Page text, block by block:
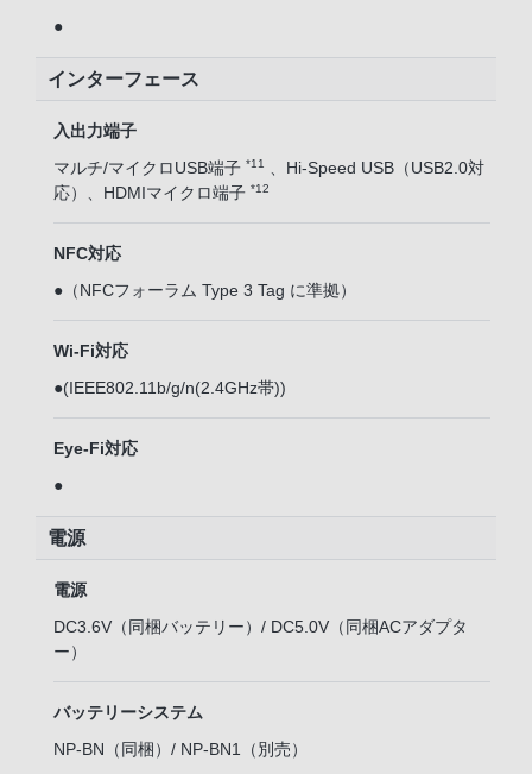
●
インターフェース
入出力端子
マルチ/マイクロUSB端子 *11
、Hi-Speed USB（USB2.0対
応）、HDMIマイクロ端子 *12
NFC対応
●（NFCフォーラム Type 3 Tag に準拠）
Wi-Fi対応
●(IEEE802.11b/g/n(2.4GHz帯))
Eye-Fi対応
●
電源
電源
DC3.6V（同梱バッテリー）/ DC5.0V（同梱ACアダプタ
ー）
バッテリーシステム
NP-BN（同梱）/ NP-BN1（別売）